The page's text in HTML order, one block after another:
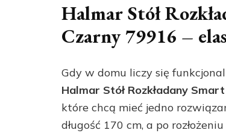
Halmar Stół
Czarny 79916 –
Gdy w domu liczy się
Halmar Stół Rozkładany
które chcą mieć jedno
długość 170 cm, a po